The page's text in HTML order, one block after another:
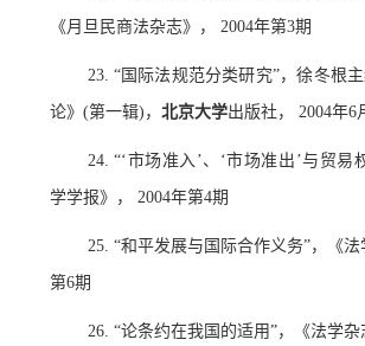
《月旦民商法杂志》， 2004年第3期
23. “国际法规范分类研究”，徐冬根
论》(第一辑)， 北京大学出版社， 2004年6
24. “‘市场准入’、‘市场准出’与贸易
学学报》， 2004年第4期
25. “和平发展与国际合作义务”，《
第6期
26. “论条约在我国的适用”，《法学杂